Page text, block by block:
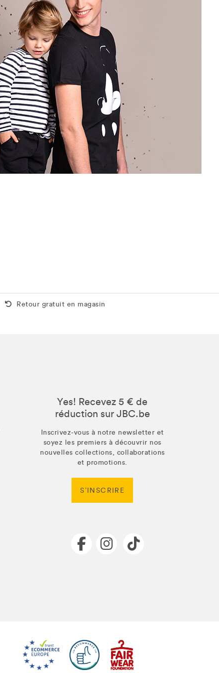
Retour gratuit aussi en magasin
Retour gratuit en magasin
Yes! Recevez 5 € de
réduction sur JBC.be
Inscrivez-vous à notre newsletter et
soyez les premiers à découvrir nos
nouvelles collections, collaborations
et promotions.
S’INSCRIRE